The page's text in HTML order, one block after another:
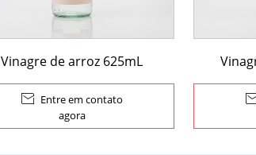
Vinagre de arroz 625mL
 Entre em contato
agora